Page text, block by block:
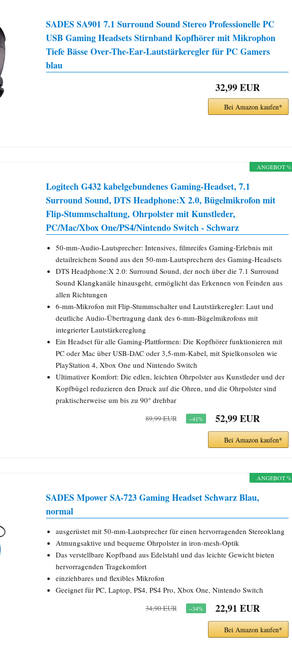
SADES SA901 7.1 Surround Sound Stereo Professionelle PC
USB Gaming Headsets Stirnband Kopfhörer mit Mikrophon
Tiefe Bässe Over-The-Ear-Lautstärkeregler für PC Gamers
blau
32,99 EUR
Bei Amazon kaufen*
ANGEBOT %
Logitech G432 kabelgebundenes Gaming-Headset, 7.1
Surround Sound, DTS Headphone:X 2.0, Bügelmikrofon mit
Flip-Stummschaltung, Ohrpolster mit Kunstleder,
PC/Mac/Xbox One/PS4/Nintendo Switch - Schwarz
50-mm-Audio-Lautsprecher: Intensives, filmreifes Gaming-Erlebnis mit
detailreichem Sound aus den 50-mm-Lautsprechern des Gaming-Headsets
DTS Headphone:X 2.0: Surround Sound, der noch über die 7.1 Surround
Sound Klangkanäle hinausgeht, ermöglicht das Erkennen von Feinden aus
allen Richtungen
6-mm-Mikrofon mit Flip-Stummschalter und Lautstärkeregler: Laut und
deutliche Audio-Übertragung dank des 6-mm-Bügelmikrofons mit
integrierter Lautstärkereglung
Ein Headset für alle Gaming-Plattformen: Die Kopfhörer funktionieren mit
PC oder Mac über USB-DAC oder 3,5-mm-Kabel, mit Spielkonsolen wie
PlayStation 4, Xbox One und Nintendo Switch
Ultimativer Komfort: Die edlen, leichten Ohrpolster aus Kunstleder und der
Kopfbügel reduzieren den Druck auf die Ohren, und die Ohrpolster sind
praktischerweise um bis zu 90° drehbar
89,99 EUR −41% 52,99 EUR
Bei Amazon kaufen*
ANGEBOT %
SADES Mpower SA-723 Gaming Headset Schwarz Blau,
normal
ausgerüstet mit 50-mm-Lautsprecher für einen hervorragenden Stereoklang
Atmungsaktive und bequeme Ohrpolster in iron-mesh-Optik
Das verstellbare Kopfband aus Edelstahl und das leichte Gewicht bieten
hervorragenden Tragekomfort
einziehbares und flexibles Mikrofon
Geeignet für PC, Laptop, PS4, PS4 Pro, Xbox One, Nintendo Switch
34,90 EUR −34% 22,91 EUR
Bei Amazon kaufen*